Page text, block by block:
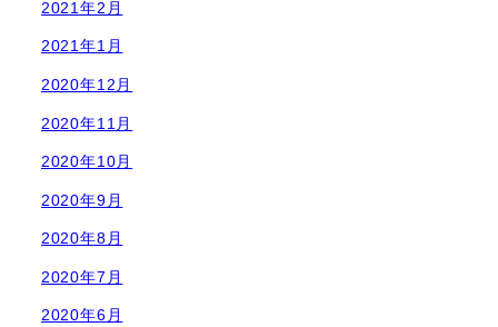
2021年2月
2021年1月
2020年12月
2020年11月
2020年10月
2020年9月
2020年8月
2020年7月
2020年6月